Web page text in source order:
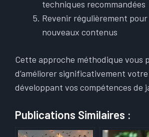
techniques recommandées
Revenir régulièrement
nouveaux contenus
Cette approche méthodique vous
d’améliorer significativement
développant vos compétences de
Publications Similaires :